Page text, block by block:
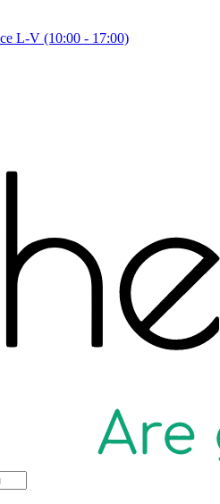
L-V (10:00 - 17:00)